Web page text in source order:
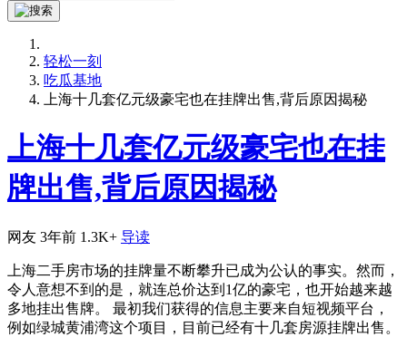
轻松一刻
吃瓜基地
上海十几套亿元级豪宅也在挂牌出售,背后原因揭秘
上海十几套亿元级豪宅也在挂
牌出售,背后原因揭秘
网友 3年前 1.3K+ 导读
上海二手房市场的挂牌量不断攀升已成为公认的事实。然而，
令人意想不到的是，就连总价达到1亿的豪宅，也开始越来越
多地挂出售牌。 最初我们获得的信息主要来自短视频平台，
例如绿城黄浦湾这个项目，目前已经有十几套房源挂牌出售。